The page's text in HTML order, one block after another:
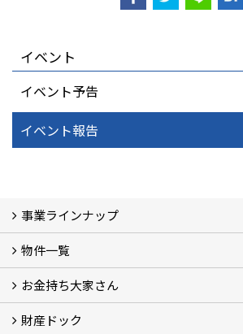
イベント
イベント予告
イベント報告
事業ラインナップ
三光ソフラン株式会社の強み
資産運用
収益物件
賃貸管理 (2)
土地有効活用 (3)
相続対策・コンサルティング (3)
不動産買取・売買・仲介 (3)
リフォーム
空き家・空き地対策 (2)
設計・施工・建築請負
物件一覧
物件一覧
フォトギャラリー
弊社施工事例3D写真
お金持ち大家さん
お金持ち大家さん
資産運用コラム (15)
お金持ち大家さんセミナー
財産ドック